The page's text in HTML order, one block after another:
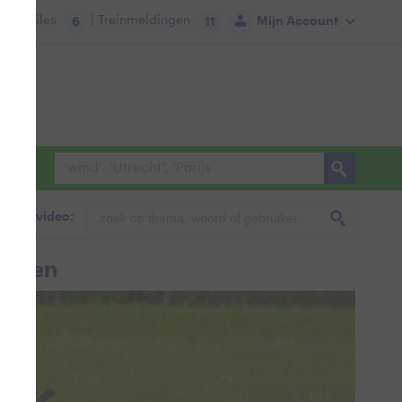
Mijn Account
Files 6 | Treinmeldingen 11
& video: